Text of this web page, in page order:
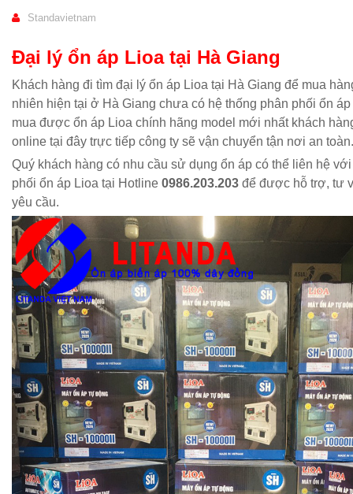
Standavietnam
Đại lý ổn áp Lioa tại Hà Giang
Khách hàng đi tìm đại lý ổn áp Lioa tại Hà Giang để mua
nhiên hiện tại ở Hà Giang chưa có hệ thống phân phối ổn
mua được ổn áp Lioa chính hãng model mới nhất khách
online tại đây trực tiếp công ty sẽ vận chuyển tận nơi an toàn.
Quý khách hàng có nhu cầu sử dụng ổn áp có thể liên hệ
phối ổn áp Lioa tại Hotline 0986.203.203 để được hỗ trợ, tư
yêu cầu.